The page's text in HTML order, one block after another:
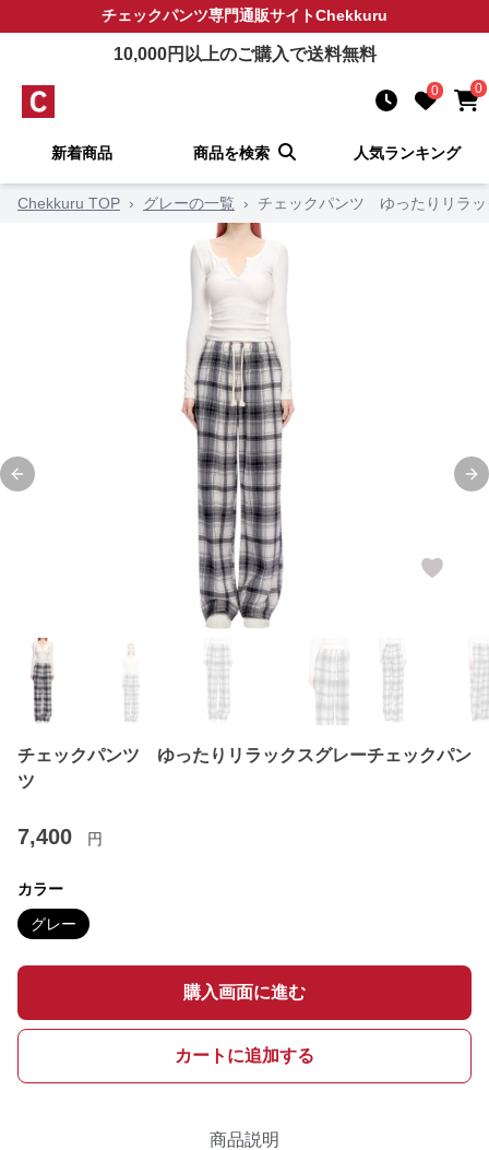
チェックパンツ専門通販サイトChekkuru
10,000円以上のご購入で送料無料
0 0
新着商品 商品を検索 人気ランキング
Chekkuru TOP › グレーの一覧 › チェックパンツ ゆったりリラ
Previous slide
チェックパンツ ゆったりリラックスグレーチェックパン
ツ
7,400 円
カラー
グレー
購入画面に進む
カートに追加する
商品説明